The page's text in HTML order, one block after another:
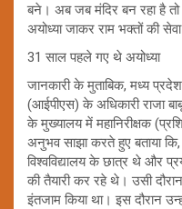
बने। अब जब मंदिर बन रहा है तो
अयोध्या जाकर राम भक्तों की
31 साल पहले गए थे अयोध्या
जानकारी के मुताबिक, मध्य
(आईपीएस) के अधिकारी राजा
के मुख्यालय में महानिरीक्षक
अनुभव साझा करते हुए बताया कि,
विश्वविद्यालय के छात्र थे और
की तैयारी कर रहे थे। उसी
इंतजाम किया था। इस दौरान